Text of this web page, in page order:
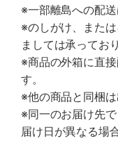
※一部離島への配送
※のしがけ、また
ましては承ってお
※商品の外箱に直
す。
※他の商品と同梱
※同一のお届け先
届け日が異なる場